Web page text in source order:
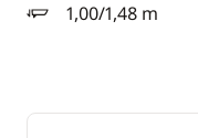
1,00/1,48 m
tirant d'eau